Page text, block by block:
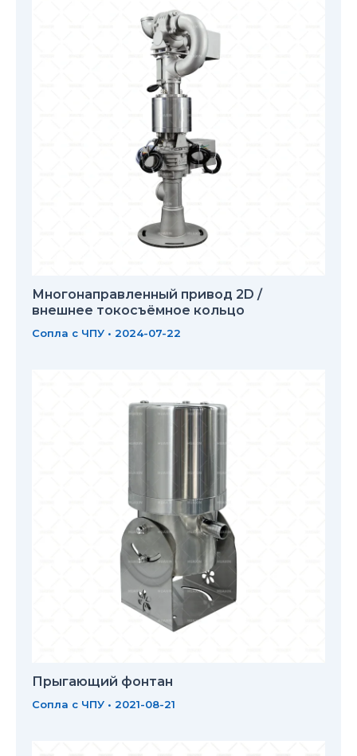
Многонаправленный привод 2D /
внешнее токосъёмное кольцо
Сопла с ЧПУ • 2024-07-22
Прыгающий фонтан
Сопла с ЧПУ • 2021-08-21